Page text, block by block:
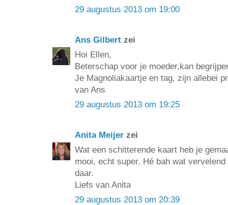
29 augustus 2013 om 19:00
Ans Gilbert zei
Hoi Ellen,
Beterschap voor je moeder,kan
Je Magnoliakaartje en tag, zijn allebei
van Ans
29 augustus 2013 om 19:25
Anita Meijer zei
Wat een schitterende kaart heb je
mooi, echt super. Hé bah wat
daar.
Liefs van Anita
29 augustus 2013 om 20:39